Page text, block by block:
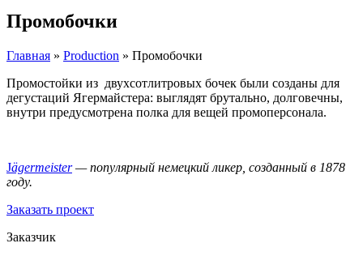
Промобочки
Главная » Production » Промобочки
Промостойки из двухсотлитровых бочек были созданы для
дегустаций Ягермайстера: выглядят брутально, долговечны,
внутри предусмотрена полка для вещей промоперсонала.
Jägermeister— популярный немецкий ликер, созданный в 1878
году.
Заказать проект
Заказчик